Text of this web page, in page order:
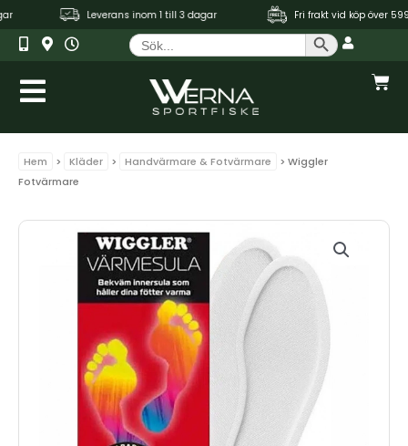
Hoppa
innehåll
Leverans inom 1 till 3 dagar Fri frakt vid köp över 599
Sök
efter:
Sökknapp
Hem > Kläder > Handvärmare & Fotvärmare
> Wiggler
Fotvärmare